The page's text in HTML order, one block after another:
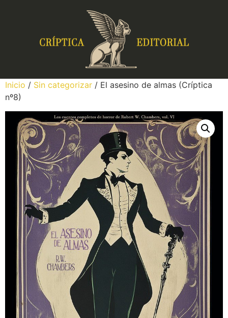
Inicio / Sin categorizar / El asesino de almas (Críptica
nº8)